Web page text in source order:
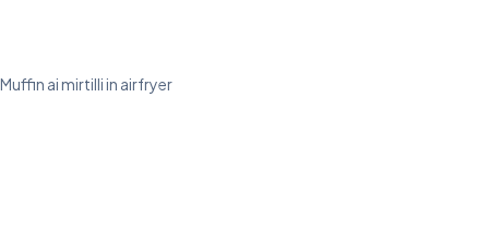
Muffin ai mirtilli in airfryer